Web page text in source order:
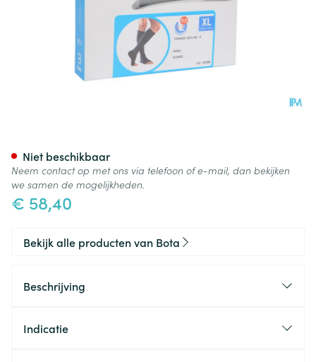
€ 58,40
Niet beschikbaar
Neem contact op met ons via telefoon of e-mail, dan bekijken
we samen de mogelijkheden.
Bekijk alle producten van Bota
Beschrijving
Indicatie